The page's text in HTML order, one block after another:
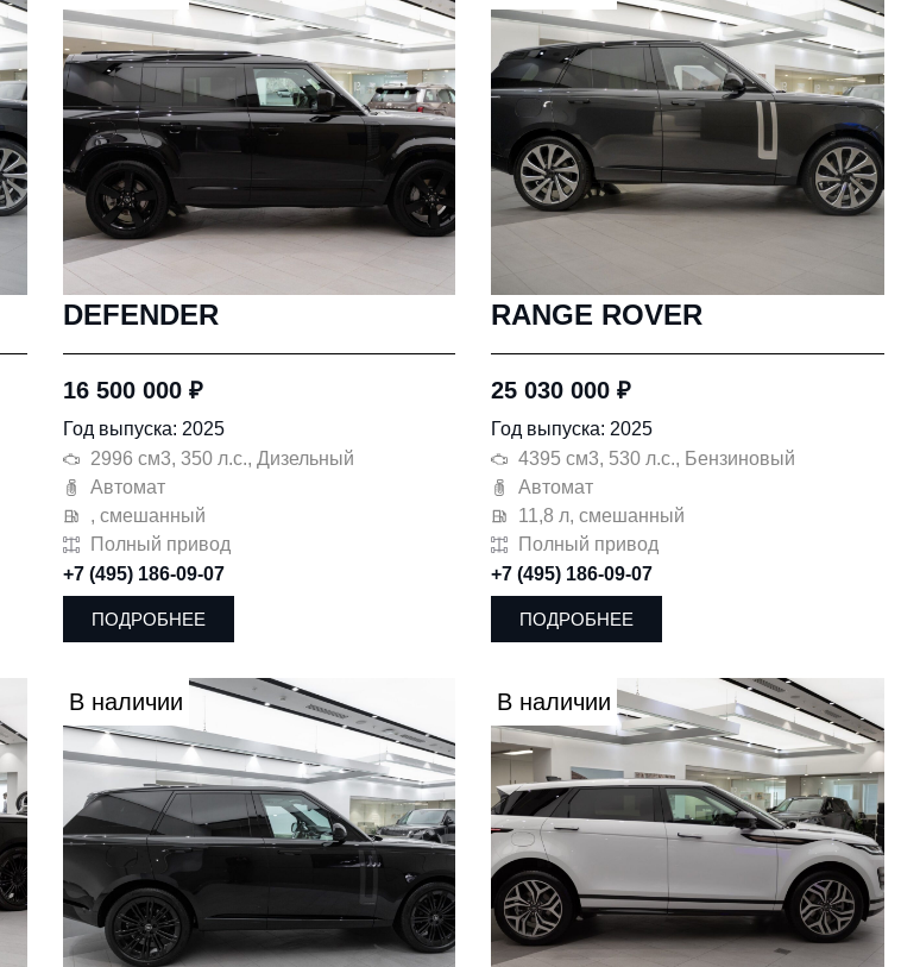
DEFENDER
16 500 000₽
Год выпуска: 2025
2996 см3, 350 л.с., Дизельный
Автомат
, смешанный
Полный привод
+7 (495) 186-09-07
ПОДРОБНЕЕ
RANGE ROVER
25 030 000₽
Год выпуска: 2025
4395 см3, 530 л.с., Бензиновый
Автомат
11,8 л, смешанный
Полный привод
+7 (495) 186-09-07
ПОДРОБНЕЕ
В наличии В наличии